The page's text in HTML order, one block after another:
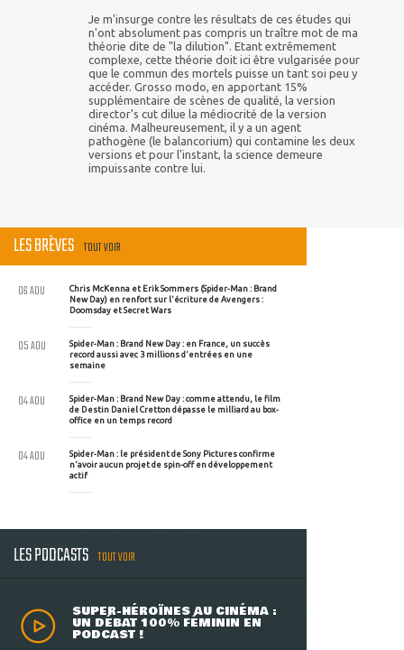
Je m'insurge contre les résultats de ces études qui
n'ont absolument pas compris un traître mot de ma
théorie dite de "la dilution". Etant extrêmement
complexe, cette théorie doit ici être vulgarisée pour
que le commun des mortels puisse un tant soi peu y
accéder. Grosso modo, en apportant 15%
supplémentaire de scènes de qualité, la version
director's cut dilue la médiocrité de la version
cinéma. Malheureusement, il y a un agent
pathogène (le balancorium) qui contamine les deux
versions et pour l'instant, la science demeure
impuissante contre lui.
LES BRÈVES TOUT VOIR
Chris McKenna et Erik Sommers (Spider-Man : Brand
New Day) en renfort sur l'écriture de Avengers :
Doomsday et Secret Wars
06 AOU
Spider-Man : Brand New Day : en France, un succès
record aussi avec 3 millions d'entrées en une
semaine
05 AOU
Spider-Man : Brand New Day : comme attendu, le film
de Destin Daniel Cretton dépasse le milliard au box-
office en un temps record
04 AOU
Spider-Man : le président de Sony Pictures confirme
n'avoir aucun projet de spin-off en développement
actif
04 AOU
LES PODCASTS TOUT VOIR
SUPER-HÉROÏNES AU CINÉMA :
UN DÉBAT 100% FÉMININ EN
PODCAST !